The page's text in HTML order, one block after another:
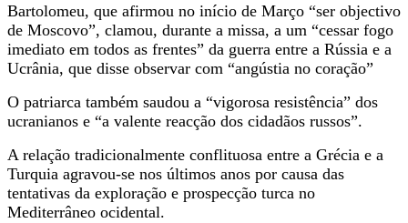
Bartolomeu, que afirmou no início de Março “ser objectivo
de Moscovo”, clamou, durante a missa, a um “cessar fogo
imediato em todos as frentes” da guerra entre a Rússia e a
Ucrânia, que disse observar com “angústia no coração”
O patriarca também saudou a “vigorosa resistência” dos
ucranianos e “a valente reacção dos cidadãos russos”.
A relação tradicionalmente conflituosa entre a Grécia e a
Turquia agravou-se nos últimos anos por causa das
tentativas da exploração e prospecção turca no
Mediterrâneo ocidental.